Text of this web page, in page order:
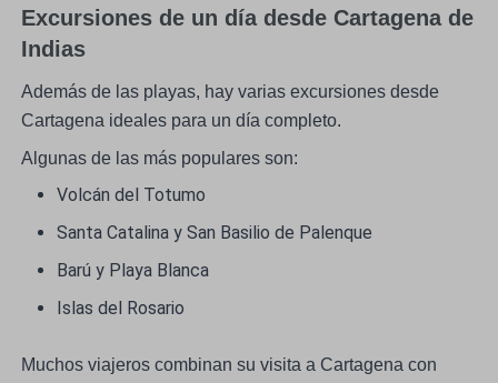
Excursiones de un día desde Cartagena de
Indias
Además de las playas, hay varias excursiones desde
Cartagena ideales para un día completo.
Algunas de las más populares son:
Volcán del Totumo
Santa Catalina y San Basilio de Palenque
Barú y Playa Blanca
Islas del Rosario
Muchos viajeros combinan su visita a Cartagena con